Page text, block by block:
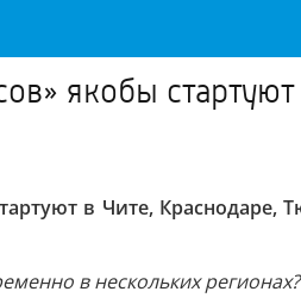
якобы
в Чите,
в нескольких